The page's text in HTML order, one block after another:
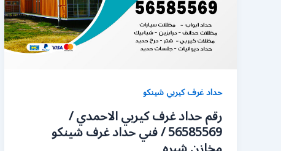
حداد غرف كيربي شينكو
رقم حداد غرف كيربي الاحمدي /
56585569 / فني حداد غرف شينكو